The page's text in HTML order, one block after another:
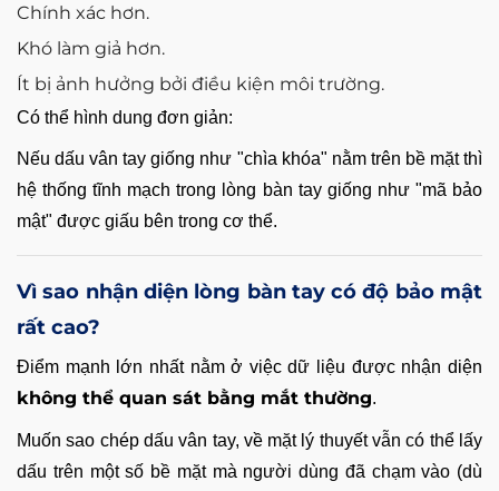
Chính xác hơn.
Khó làm giả hơn.
Ít bị ảnh hưởng bởi điều kiện môi trường.
Có thể hình dung đơn giản:
Nếu dấu vân tay giống như "chìa khóa" nằm trên bề mặt thì
hệ thống tĩnh mạch trong lòng bàn tay giống như "mã bảo
mật" được giấu bên trong cơ thể.
Vì sao nhận diện lòng bàn tay có độ bảo mật
rất cao?
Điểm mạnh lớn nhất nằm ở việc dữ liệu được nhận diện
không thể quan sát bằng mắt thường.
Muốn sao chép dấu vân tay, về mặt lý thuyết vẫn có thể lấy
dấu trên một số bề mặt mà người dùng đã chạm vào (dù